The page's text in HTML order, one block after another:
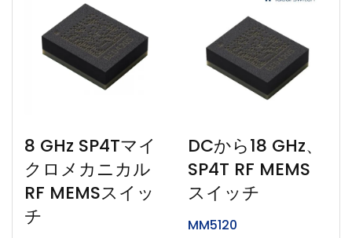
8 GHz SP4Tマイ
クロメカニカル
RF MEMSスイッ
チ
DCから18 GHz、
SP4T RF MEMS
スイッチ
MM5120